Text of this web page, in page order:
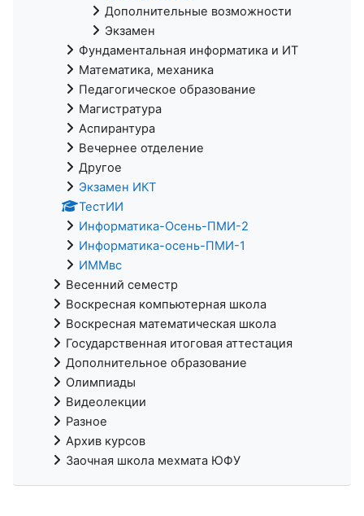
Дополнительные возможности
Экзамен
Фундаментальная информатика и ИТ
Математика, механика
Педагогическое образование
Магистратура
Аспирантура
Вечернее отделение
Другое
Экзамен ИКТ
ТестИИ
Информатика-Осень-ПМИ-2
Информатика-осень-ПМИ-1
ИММвс
Весенний семестр
Воскресная компьютерная школа
Воскресная математическая школа
Государственная итоговая аттестация
Дополнительное образование
Олимпиады
Видеолекции
Разное
Архив курсов
Заочная школа мехмата ЮФУ